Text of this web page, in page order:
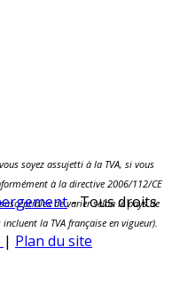
soyez assujetti à la TVA, si vous
à la directive 2006/112/CE
de varier selon le pays de
la TVA française en vigueur).
- Tous droits
| Plan du site